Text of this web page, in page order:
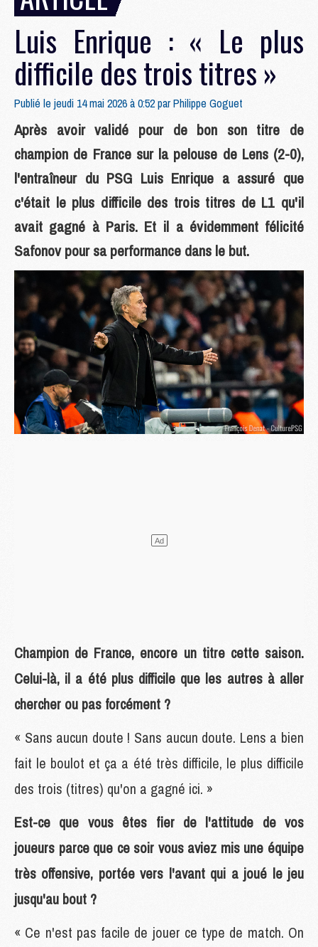
Luis Enrique : « Le plus
difficile des trois titres »
Publié le jeudi 14 mai 2026 à 0:52 parPhilippe Goguet
Après avoir validé pour de bon son titre de
champion de France sur la pelouse de Lens (2-0),
l'entraîneur du PSG Luis Enrique a assuré que
c'était le plus difficile des trois titres de L1 qu'il
avait gagné à Paris. Et il a évidemment félicité
Safonov pour sa performance dans le but.
Champion de France, encore un titre cette saison.
Celui-là, il a été plus difficile que les autres à aller
chercher ou pas forcément ?
« Sans aucun doute ! Sans aucun doute. Lens a bien
fait le boulot et ça a été très difficile, le plus difficile
des trois (titres) qu'on a gagné ici. »
Est-ce que vous êtes fier de l'attitude de vos
joueurs parce que ce soir vous aviez mis une équipe
très offensive, portée vers l'avant qui a joué le jeu
jusqu'au bout ?
« Ce n'est pas facile de jouer ce type de match. On